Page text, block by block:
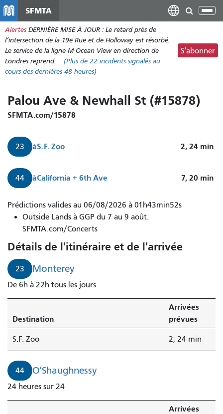
contenu
principal
SFMTA
Alertes DERNIÈRE MISE À JOUR : Le retard près de
l’intersection de la 19e Rue et de Holloway est résorbé.
Le service de la ligne M Ocean View en direction de
Londres reprend.
(Plus de 22 incidents signalés au
cours des dernières 48 heures)
S'abonner
Palou Ave & Newhall St (#15878)
SFMTA.com/15878
23 àS.F. Zoo 2, 24 min
44 àCalifornia + 6th Ave 7, 20 min
Le
bus
Monterey
arrive
dans
2
minutes.
Prédictions valides au 06/08/2026 à 01h43min52s
Outside Lands à GGP du 7 au 9 août.
SFMTA.com/Concerts
Détails de l'itinéraire et de l'arrivée
23 Monterey
De 6h à 22h tous les jours
Destination
Arrivées
prévues
S.F. Zoo 2, 24 min
44 O'Shaughnessy
24 heures sur 24
Arrivées